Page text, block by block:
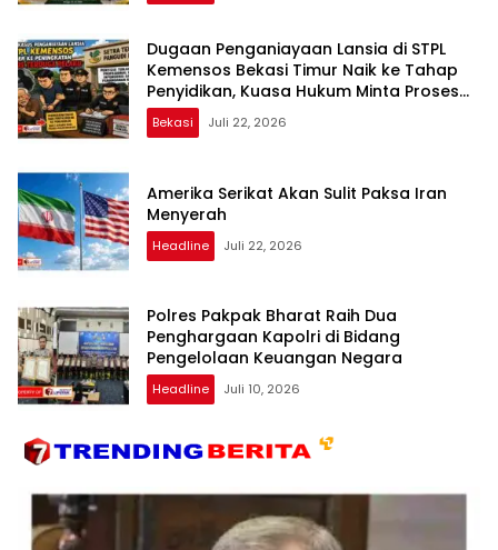
Dugaan Penganiayaan Lansia di STPL
Kemensos Bekasi Timur Naik ke Tahap
Penyidikan, Kuasa Hukum Minta Proses
Transparan dan Bebas Intervensi
Bekasi Juli 22, 2026
Amerika Serikat Akan Sulit Paksa Iran
Menyerah
Headline Juli 22, 2026
Polres Pakpak Bharat Raih Dua
Penghargaan Kapolri di Bidang
Pengelolaan Keuangan Negara
Headline Juli 10, 2026